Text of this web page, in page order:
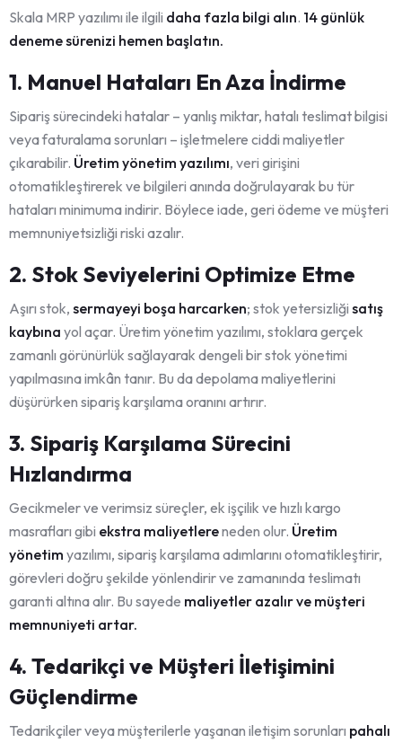
Skala MRP yazılımı ile ilgili daha fazla bilgi alın. 14 günlük
deneme sürenizi hemen başlatın.
1. Manuel Hataları En Aza İndirme
Sipariş sürecindeki hatalar – yanlış miktar, hatalı teslimat bilgisi
veya faturalama sorunları – işletmelere ciddi maliyetler
çıkarabilir. Üretim yönetim yazılımı, veri girişini
otomatikleştirerek ve bilgileri anında doğrulayarak bu tür
hataları minimuma indirir. Böylece iade, geri ödeme ve müşteri
memnuniyetsizliği riski azalır.
2. Stok Seviyelerini Optimize Etme
Aşırı stok, sermayeyi boşa harcarken; stok yetersizliği satış
kaybına yol açar. Üretim yönetim yazılımı, stoklara gerçek
zamanlı görünürlük sağlayarak dengeli bir stok yönetimi
yapılmasına imkân tanır. Bu da depolama maliyetlerini
düşürürken sipariş karşılama oranını artırır.
3. Sipariş Karşılama Sürecini
Hızlandırma
Gecikmeler ve verimsiz süreçler, ek işçilik ve hızlı kargo
masrafları gibi ekstra maliyetlereneden olur. Üretim
yönetim yazılımı, sipariş karşılama adımlarını otomatikleştirir,
görevleri doğru şekilde yönlendirir ve zamanında teslimatı
garanti altına alır. Bu sayede maliyetler azalır ve müşteri
memnuniyeti artar.
4. Tedarikçi ve Müşteri İletişimini
Güçlendirme
Tedarikçiler veya müşterilerle yaşanan iletişim sorunları pahalı